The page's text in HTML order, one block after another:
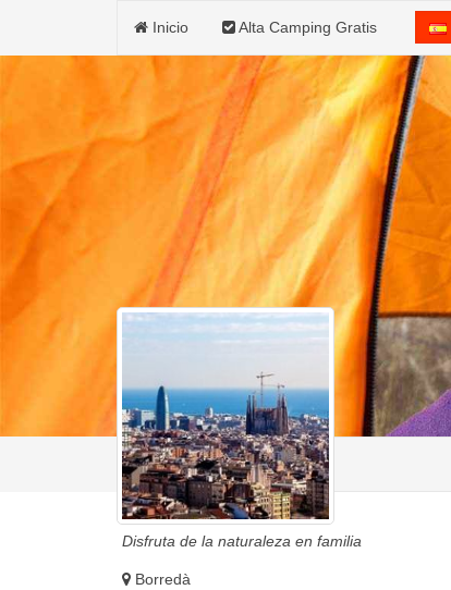
Inicio Alta Camping Gratis
Disfruta de la naturaleza en familia
Borredà